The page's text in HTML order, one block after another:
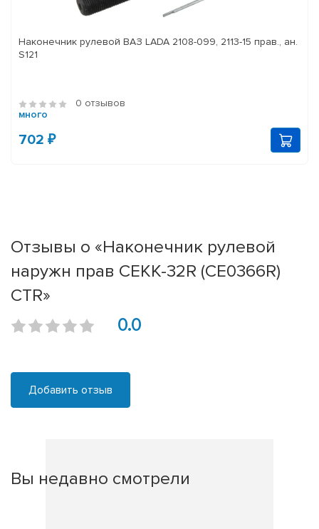
Наконечник рулевой ВАЗ LADA 2108-099, 2113-15 прав., ан.
S121
0 отзывов
много
702 ₽
Отзывы о «Наконечник рулевой
наружн прав CEKK-32R (CE0366R)
CTR»
0.0
Добавить отзыв
Вы недавно смотрели